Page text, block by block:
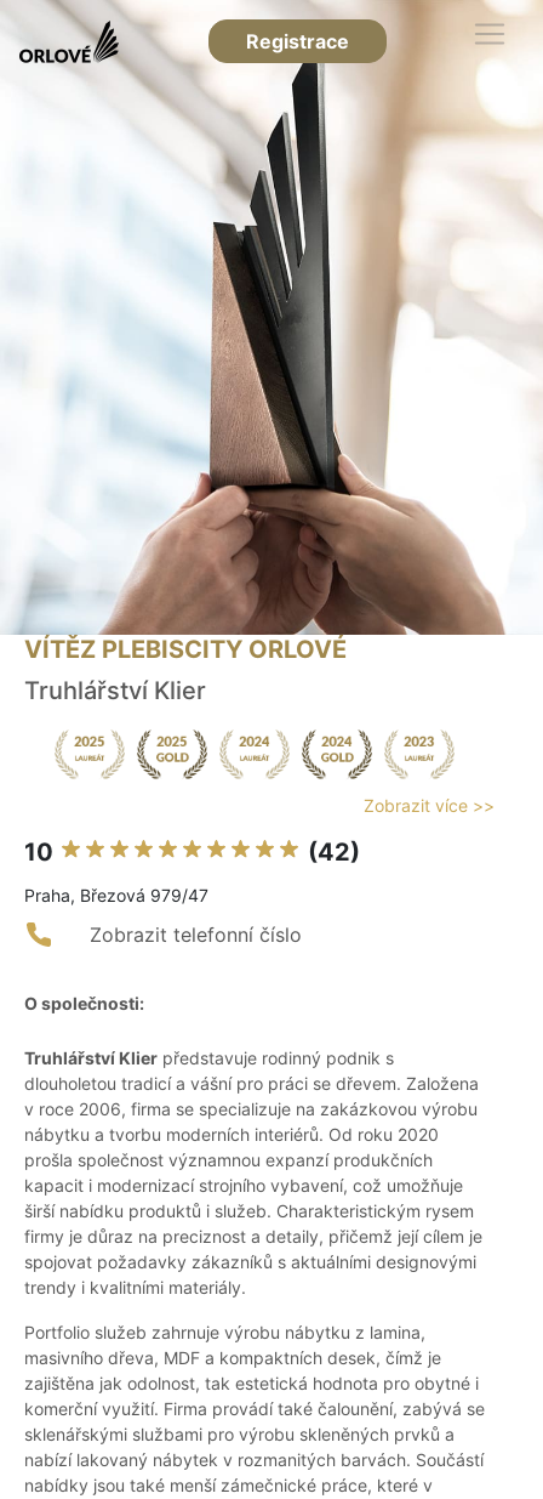
Registrace
VÍTĚZ PLEBISCITY ORLOVÉ
Truhlářství Klier
Zobrazit více >>
10 (42)
Praha, Březová 979/47
Zobrazit telefonní číslo
O společnosti:
Truhlářství Klier představuje rodinný podnik s
dlouholetou tradicí a vášní pro práci se dřevem. Založena
v roce 2006, firma se specializuje na zakázkovou výrobu
nábytku a tvorbu moderních interiérů. Od roku 2020
prošla společnost významnou expanzí produkčních
kapacit i modernizací strojního vybavení, což umožňuje
širší nabídku produktů i služeb. Charakteristickým rysem
firmy je důraz na preciznost a detaily, přičemž její cílem je
spojovat požadavky zákazníků s aktuálními designovými
trendy i kvalitními materiály.
Portfolio služeb zahrnuje výrobu nábytku z lamina,
masivního dřeva, MDF a kompaktních desek, čímž je
zajištěna jak odolnost, tak estetická hodnota pro obytné i
komerční využití. Firma provádí také čalounění, zabývá se
sklenářskými službami pro výrobu skleněných prvků a
nabízí lakovaný nábytek v rozmanitých barvách. Součástí
nabídky jsou také menší zámečnické práce, které v